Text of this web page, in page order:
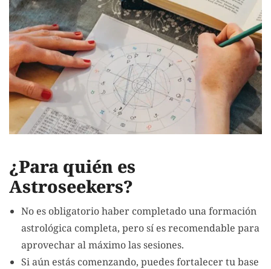
¿Para quién es
Astroseekers?
No es obligatorio haber completado una formación
astrológica completa, pero sí es recomendable para
aprovechar al máximo las sesiones.
Si aún estás comenzando, puedes fortalecer tu base